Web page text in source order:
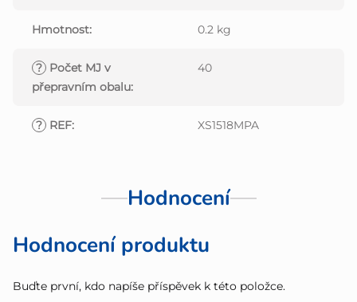
Hmotnost: 0.2 kg
? Počet MJ v
přepravním obalu:
40
? REF: XS1518MPA
Hodnocení
Hodnocení produktu
Buďte první, kdo napíše příspěvek k této položce.